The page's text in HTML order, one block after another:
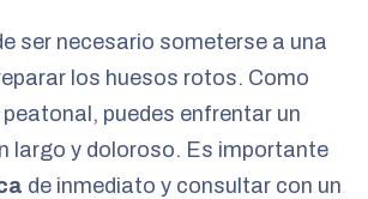
ser necesario someterse a una
los huesos rotos. Como
puedes enfrentar un
largo y doloroso. Es importante
de inmediato y consultar con un